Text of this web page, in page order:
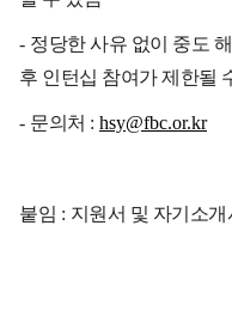
- 정당한 사유 없이 중도
후 인턴십 참여가 제한될
- 문의처 : hsy@fbc.or.kr
붙임 : 지원서 및 자기소개